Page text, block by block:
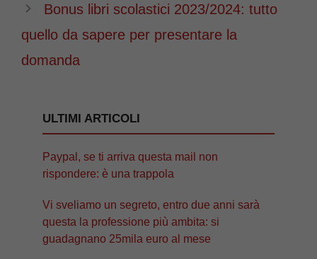
Bonus libri scolastici 2023/2024: tutto
quello da sapere per presentare la
domanda
ULTIMI ARTICOLI
Paypal, se ti arriva questa mail non
rispondere: è una trappola
Vi sveliamo un segreto, entro due anni sarà
questa la professione più ambita: si
guadagnano 25mila euro al mese